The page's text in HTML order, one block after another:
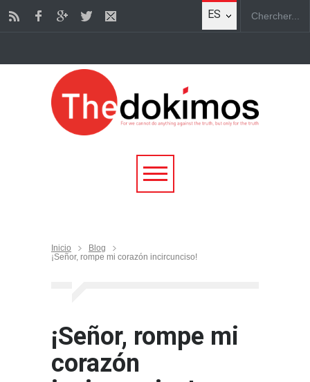
ES
Inicio
Blog
¡Señor, rompe mi corazón incircunciso!
¡Señor, rompe mi
corazón